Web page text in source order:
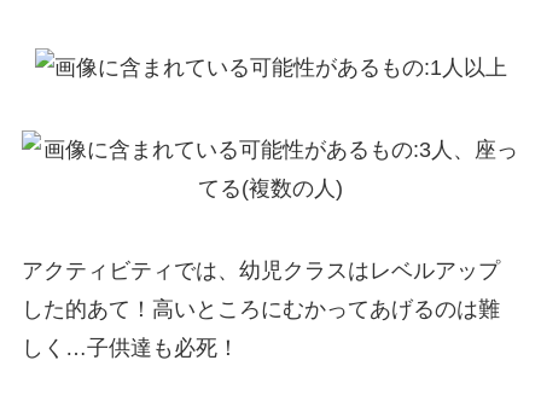
アクティビティでは、幼児クラスはレベルアップ
した的あて！高いところにむかってあげるのは難
しく…子供達も必死！